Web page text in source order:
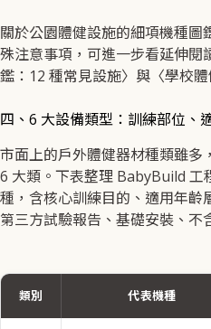
關於公園體健設施的細項機種圖
殊注意事項，可進一步看延伸閱
鑑：12 種常見設施〉與〈學校
四、6 大設備類型：訓練部位、
市面上的戶外體健器材種類雖多
6 大類。下表整理 BabyBuild 工
種，含核心訓練目的、適用年齡
第三方試驗報告、基礎安裝、不
類別 代表機種